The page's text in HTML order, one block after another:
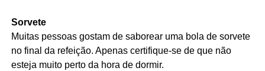
Sorvete
Muitas pessoas gostam de saborear uma bola de sorvete
no final da refeição. Apenas certifique-se de que não
esteja muito perto da hora de dormir.